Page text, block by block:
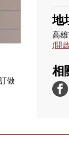
做
地
高
(開
相